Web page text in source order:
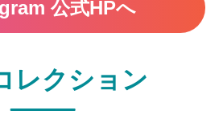
公式HPへ
レクション